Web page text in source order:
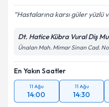
Metni'ni okudum
kapsamda
Takvim
Hastalarına karsı güler yüzlü
Dt. Hatice Kübra Vural Diş
Ünalan Mah. Mimar Sinan Cad.
En Yakın Saatler
11 Ağu
14:00
11 Ağu
14:30